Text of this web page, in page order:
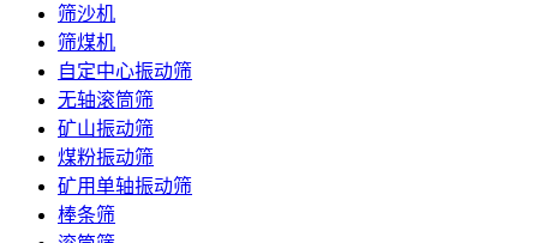
筛沙机
筛煤机
自定中心振动筛
无轴滚筒筛
矿山振动筛
煤粉振动筛
矿用单轴振动筛
棒条筛